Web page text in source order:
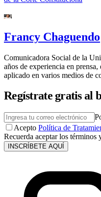
Francy Chaguendo
Comunicadora Social de la
años de experiencia en
aplicado en varios medios de
Regístrate gratis al
Acepto Política de
Recuerda aceptar los términos
INSCRÍBETE AQUÍ